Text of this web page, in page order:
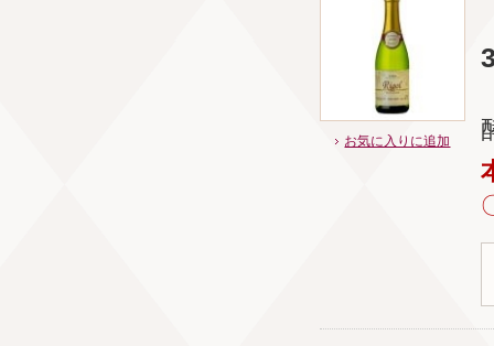
お気に入りに追加